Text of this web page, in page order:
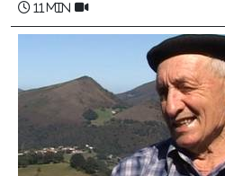
11 min